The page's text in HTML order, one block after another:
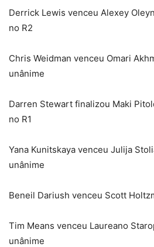
Derrick Lewis venceu Alexey
no R2
Chris Weidman venceu Omari
unânime
Darren Stewart finalizou Maki
no R1
Yana Kunitskaya venceu Julija
unânime
Beneil Dariush venceu Scott
Tim Means venceu Laureano
unânime